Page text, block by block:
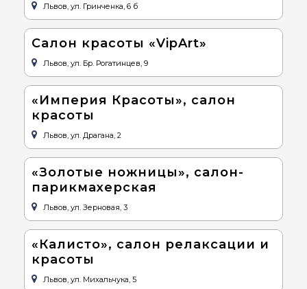
Львов, ул. Гринченка, 6 б
Салон красоты «VipArt»
Львов, ул. Бр. Рогатинцев, 9
«Империя Красоты», салон
красоты
Львов, ул. Драгана, 2
«Золотые ножницы», салон-
парикмахерская
Львов, ул. Зерновая, 3
«Калисто», салон релаксации и
красоты
Львов, ул. Михальчука, 5